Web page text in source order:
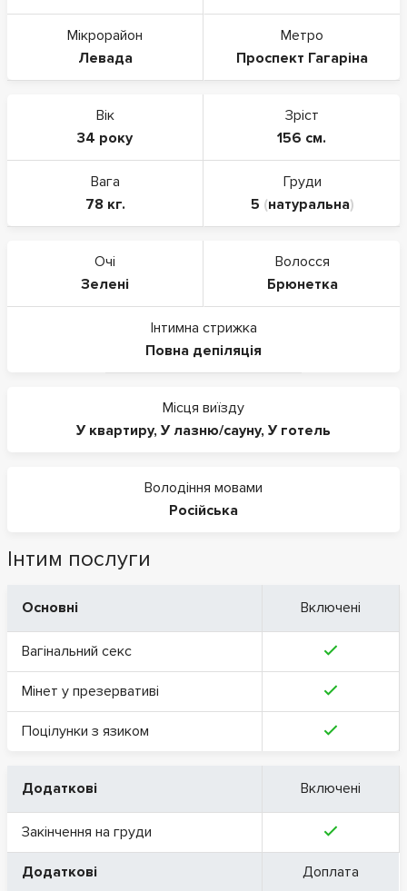
Мікрорайон
Левада
Метро
Проспект Гагаріна
Вік
34 року
Зріст
156 см.
Вага
78 кг.
Груди
5 (натуральна)
Очі
Зелені
Волосся
Брюнетка
Інтимна стрижка
Повна депіляція
Місця виїзду
У квартиру, У лазню/сауну, У готель
Володіння мовами
Російська
Інтим послуги
Основні Включені
Вагінальний секс
Мінет у презервативі
Поцілунки з язиком
Додаткові Включені
Закінчення на груди
Додаткові Доплата